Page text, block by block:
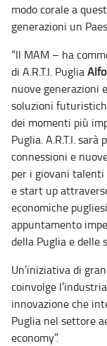
modo corale a
generazioni un
“Il MAM – ha
di A.R.T.I. Puglia
nuove generazioni
soluzioni
dei momenti più
Puglia. A.R.T.I.
connessioni e
per i giovani
e start up
economiche
appuntamento
della Puglia e delle
Un’iniziativa di
coinvolge
innovazione che
Puglia nel settore
economy”.